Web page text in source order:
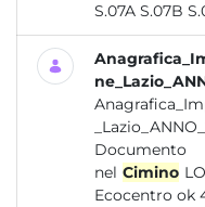
Documento
nel Cimino